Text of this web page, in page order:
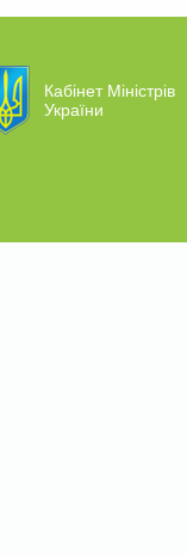
Кабінет Міністрів
України